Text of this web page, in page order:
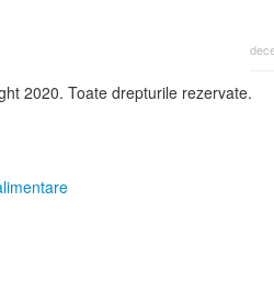
2020. Toate drepturile rezervate.